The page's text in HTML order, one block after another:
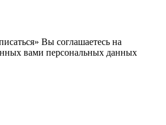
Вы соглашаетесь на
вами персональных данных